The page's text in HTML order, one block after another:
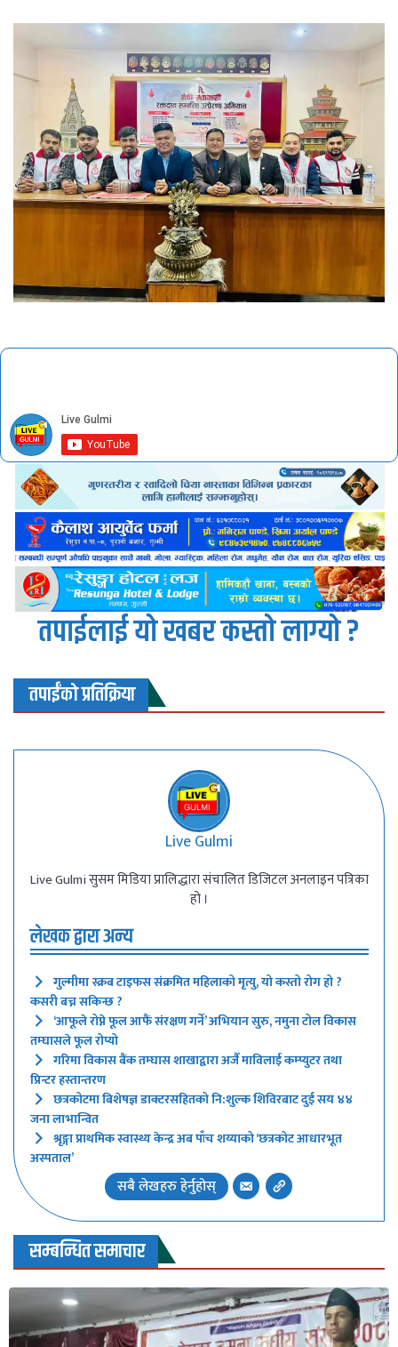
तपाईलाई यो खबर कस्तो लाग्यो ?
तपाईंको प्रतिक्रिया
Live Gulmi
Live Gulmi सुसम मिडिया प्रालिद्धारा संचालित डिजिटल अनलाइन पत्रिका
हो ।
लेखक द्वारा अन्य
गुल्मीमा स्क्रब टाइफस संक्रमित महिलाको मृत्यु, यो कस्तो रोग हो ?
कसरी बच्न सकिन्छ ?
‘आफूले रोप्ने फूल आफैं संरक्षण गर्ने’ अभियान सुरु, नमुना टोल विकास
तम्घासले फूल रोप्यो
गरिमा विकास बैंक तम्घास शाखाद्वारा अर्जै माविलाई कम्प्युटर तथा
प्रिन्टर हस्तान्तरण
छत्रकोटमा बिशेषज्ञ डाक्टरसहितको नि:शुल्क शिविरबाट दुई सय ४४
जना लाभान्वित
श्रृङ्गा प्राथमिक स्वास्थ्य केन्द्र अब पाँच शय्याको ‘छत्रकोट आधारभूत
अस्पताल’
सबै लेखहरु हेर्नुहोस्
सम्बन्धित समाचार